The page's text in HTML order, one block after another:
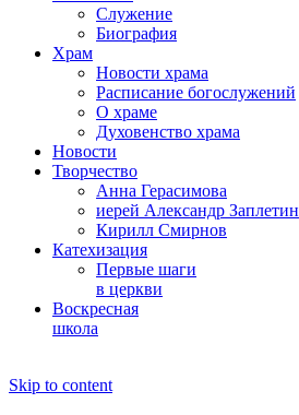
Служение
Биография
Храм
Новости храма
Расписание богослужений
О храме
Духовенство храма
Новости
Творчество
Анна Герасимова
иерей Александр Заплетин
Кирилл Смирнов
Катехизация
Первые шаги
в церкви
Воскресная
школа
Skip to content